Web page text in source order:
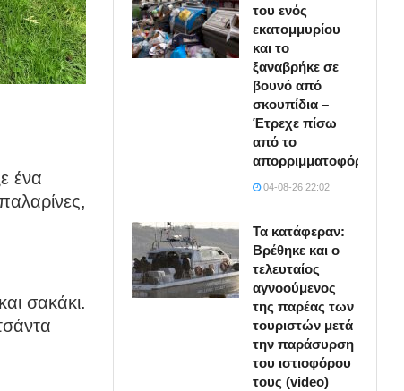
ένα
σακάκι.
του ενός
εκατομμυρίου
και το
ξαναβρήκε σε
βουνό από
σκουπίδια –
Έτρεχε πίσω
από το
απορριμματοφόρο
04-08-26 22:02
Τα κατάφεραν:
Βρέθηκε και ο
τελευταίος
αγνοούμενος
της παρέας των
τουριστών μετά
την παράσυρση
του ιστιοφόρου
τους (video)